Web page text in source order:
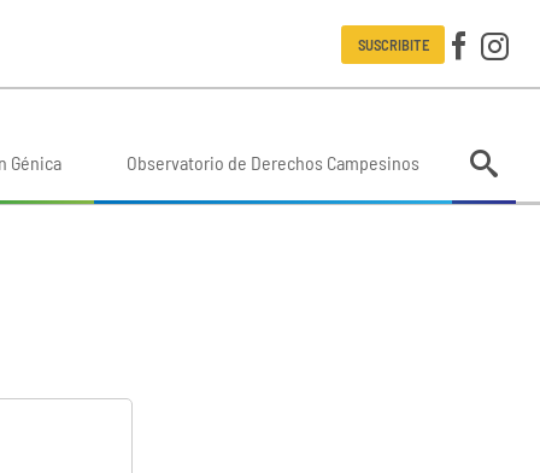
SUSCRIBITE
Génica Observatorio de Derechos Campesinos